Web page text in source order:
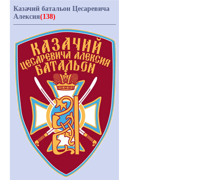
Казачий батальон Цесаревича
Алексия(138)